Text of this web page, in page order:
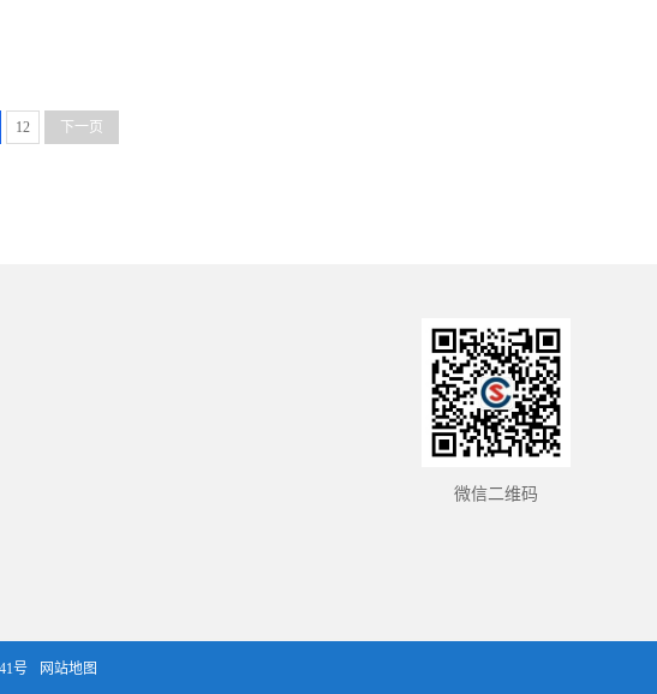
外壳
兼容
效
验开
所预测2015年销售量将达到110万个/年，2020年将
12 下一页
微信二维码
号 网站地图